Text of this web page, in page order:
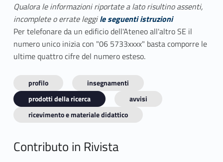
Qualora le informazioni riportate a lato risultino assenti,
incomplete o errate leggile seguenti istruzioni
Per telefonare da un edificio dell'Ateneo all'altro SE il
numero unico inizia con "06 5733xxxx" basta comporre le
ultime quattro cifre del numero esteso.
profilo
insegnamenti
prodotti della ricerca
avvisi
ricevimento e materiale didattico
Contributo in Rivista